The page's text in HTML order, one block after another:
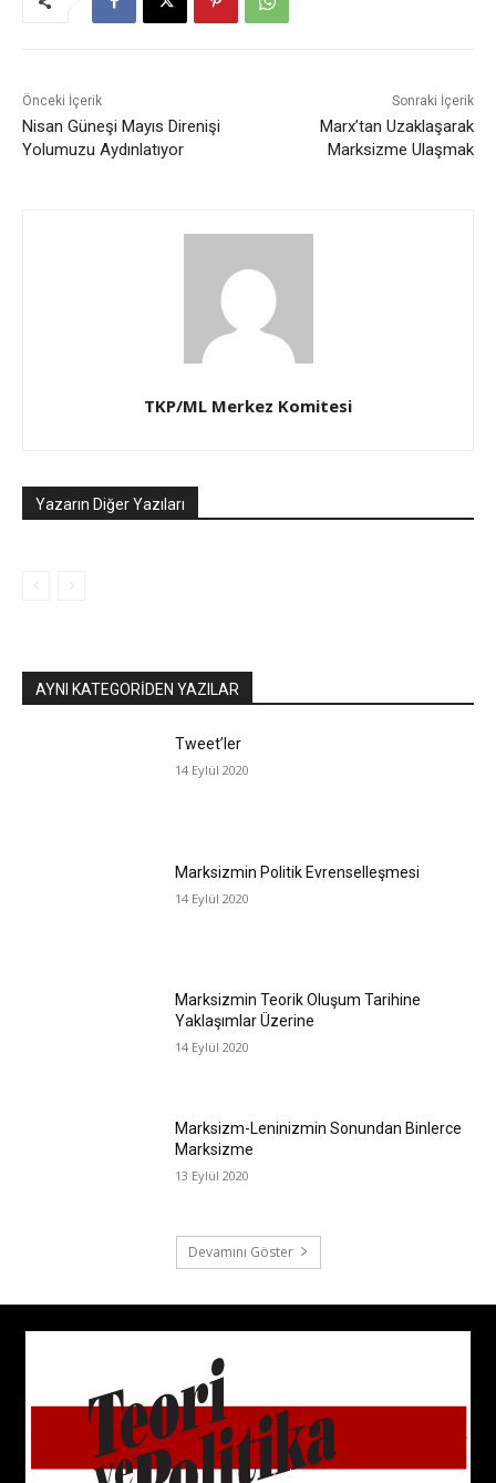
Önceki İçerik
Nisan Güneşi Mayıs Direnişi
Yolumuzu Aydınlatıyor
Sonraki İçerik
Marx’tan Uzaklaşarak
Marksizme Ulaşmak
TKP/ML Merkez Komitesi
Yazarın Diğer Yazıları
AYNI KATEGORIDEN YAZILAR
Tweet’ler
14 Eylül 2020
Marksizmin Politik Evrenselleşmesi
14 Eylül 2020
Marksizmin Teorik Oluşum Tarihine
Yaklaşımlar Üzerine
14 Eylül 2020
Marksizm-Leninizmin Sonundan Binlerce
Marksizme
13 Eylül 2020
Devamını Göster